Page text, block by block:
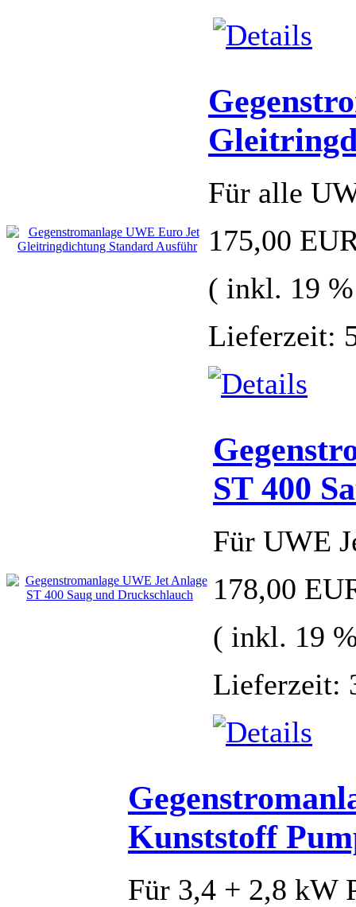
Für alle
175,00
( inkl. 19
Lieferzeit:
ST 400
Für UWE
178,00
( inkl. 19
Lieferzeit:
Kunststoff
Für 3,4 + 2,8 kW